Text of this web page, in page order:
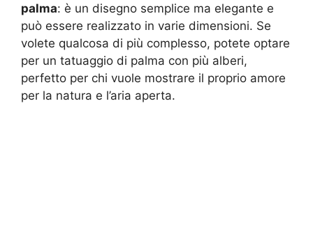
palma: è un disegno semplice ma elegante e
può essere realizzato in varie dimensioni. Se
volete qualcosa di più complesso, potete optare
per un tatuaggio di palma con più alberi,
perfetto per chi vuole mostrare il proprio amore
per la natura e l’aria aperta.